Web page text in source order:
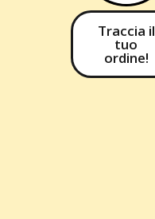
Traccia il
tuo
ordine!